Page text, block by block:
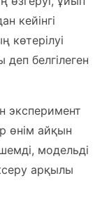
кейінгі
көтерілуі
белгілеген
эксперимент
өнім айқын
модельді
арқылы